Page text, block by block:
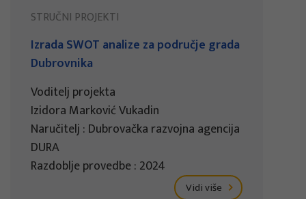
STRUČNI PROJEKTI
Izrada SWOT analize za područje grada
Dubrovnika
Voditelj projekta
Izidora Marković Vukadin
Naručitelj : Dubrovačka razvojna agencija
DURA
Razdoblje provedbe : 2024
Vidi više